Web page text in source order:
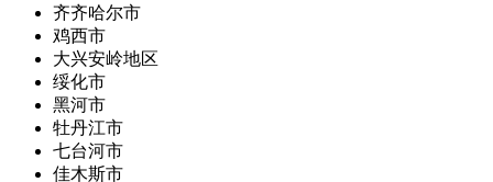
齐齐哈尔市
鸡西市
大兴安岭地区
绥化市
黑河市
牡丹江市
七台河市
佳木斯市